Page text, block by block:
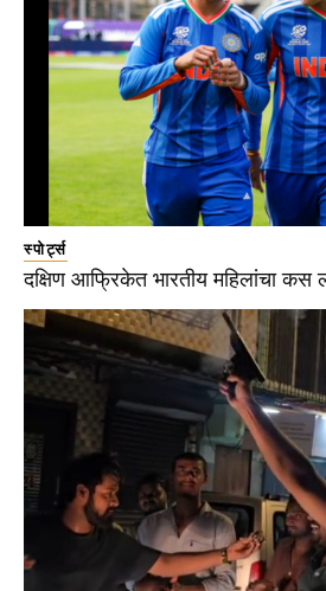
स्पोर्ट्स
दक्षिण आफ्रिकेत भारतीय महिलांचा कस